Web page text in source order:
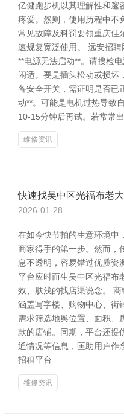
亿健跑步机以其理解性和邃
疼爱。然则，使用历程中不
常见故障及科罚要领重庆佳
速规复宽泛使用。 远安招
**电源无法启动**。请搜检
闲适。要是插头松动或损坏
备安全开关，需证明是否已
动**。可能是电机过热导致
10-15分钟后再试。若常常
维修资讯
快速找吴中区光福布老
2026-01-28
在如今快节拍的生意环境中
商家得手的第一步。然而，
息不透明，容易错过优质资
平台应时而生吴中区光福布
效、肤浅的找店渠说念。 商
涵盖写字楼、购物中心、街
需求筛选地舆位置、面积、
款的店铺。同期，平台还提
通情况等信息，匡助用户作
招租平台
维修资讯